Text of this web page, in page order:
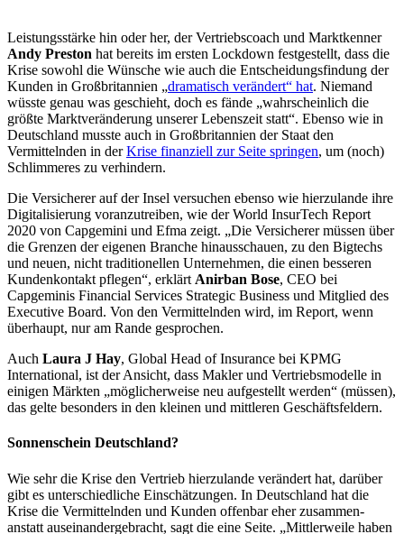
Leistungsstärke hin oder her, der Vertriebscoach und Marktkenner
Andy Preston hat bereits im ersten Lockdown festgestellt, dass die
Krise sowohl die Wünsche wie auch die Entscheidungsfindung der
Kunden in Großbritannien „dramatisch verändert“ hat. Niemand
wüsste genau was geschieht, doch es fände „wahrscheinlich die
größte Marktveränderung unserer Lebenszeit statt“. Ebenso wie in
Deutschland musste auch in Großbritannien der Staat den
Vermittelnden in derKrise finanziell zur Seite springen, um (noch)
Schlimmeres zu verhindern.
Die Versicherer auf der Insel versuchen ebenso wie hierzulande ihre
Digitalisierung voranzutreiben, wie der World InsurTech Report
2020 von Capgemini und Efma zeigt. „Die Versicherer müssen über
die Grenzen der eigenen Branche hinausschauen, zu den Bigtechs
und neuen, nicht traditionellen Unternehmen, die einen besseren
Kundenkontakt pflegen“, erklärt Anirban Bose, CEO bei
Capgeminis Financial Services Strategic Business und Mitglied des
Executive Board. Von den Vermittelnden wird, im Report, wenn
überhaupt, nur am Rande gesprochen.
Auch Laura J Hay, Global Head of Insurance bei KPMG
International, ist der Ansicht, dass Makler und Vertriebsmodelle in
einigen Märkten „möglicherweise neu aufgestellt werden“ (müssen),
das gelte besonders in den kleinen und mittleren Geschäftsfeldern.
Sonnenschein Deutschland?
Wie sehr die Krise den Vertrieb hierzulande verändert hat, darüber
gibt es unterschiedliche Einschätzungen. In Deutschland hat die
Krise die Vermittelnden und Kunden offenbar eher zusammen-
anstatt auseinandergebracht, sagt die eine Seite. „Mittlerweile haben